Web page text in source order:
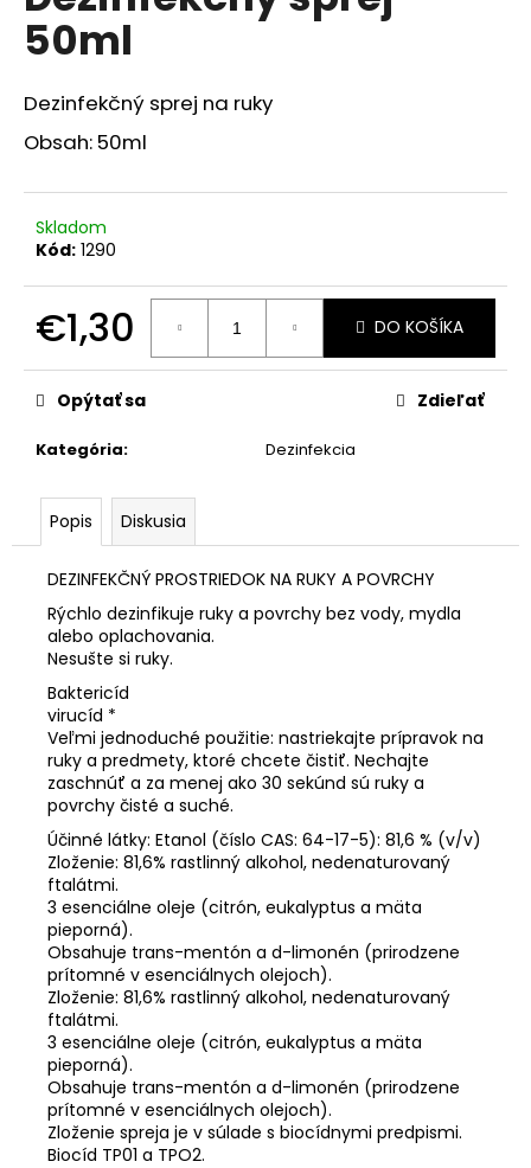
0,0
z
hviezdičiek.
50ml
Dezinfekčný sprej na ruky
Obsah: 50ml
Skladom
Kód: 1290
€1,30
cena:
DO KOŠÍKA
Kategória: Dezinfekcia
Opýtať sa Zdieľať
Popis Diskusia
DEZINFEKČNÝ PROSTRIEDOK NA RUKY A POVRCHY
Rýchlo dezinfikuje ruky a povrchy bez vody, mydla
alebo oplachovania.
Nesušte si ruky.
Baktericíd
virucíd *
Veľmi jednoduché použitie: nastriekajte prípravok na
ruky a predmety, ktoré chcete čistiť. Nechajte
zaschnúť a za menej ako 30 sekúnd sú ruky a
povrchy čisté a suché.
Účinné látky: Etanol (číslo CAS: 64-17-5): 81,6 % (v/v)
Zloženie: 81,6% rastlinný alkohol, nedenaturovaný
ftalátmi.
3 esenciálne oleje (citrón, eukalyptus a mäta
pieporná).
Obsahuje trans-mentón a d-limonén (prirodzene
prítomné v esenciálnych olejoch).
Zloženie: 81,6% rastlinný alkohol, nedenaturovaný
ftalátmi.
3 esenciálne oleje (citrón, eukalyptus a mäta
pieporná).
Obsahuje trans-mentón a d-limonén (prirodzene
prítomné v esenciálnych olejoch).
Zloženie spreja je v súlade s biocídnymi predpismi.
Biocíd TP01 a TPO2.
á
j
s
ť
?
O
d
o
m
SEX
ELIXIR
PRE
PÁR
30ML
€22